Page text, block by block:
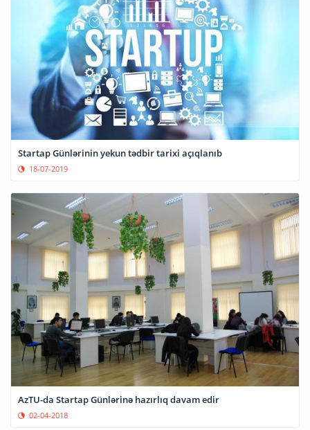
Startap Günlərinin yekun tədbir tarixi açıqlanıb
18-07-2019
AzTU-da Startap Günlərinə hazırlıq davam edir
02-04-2018